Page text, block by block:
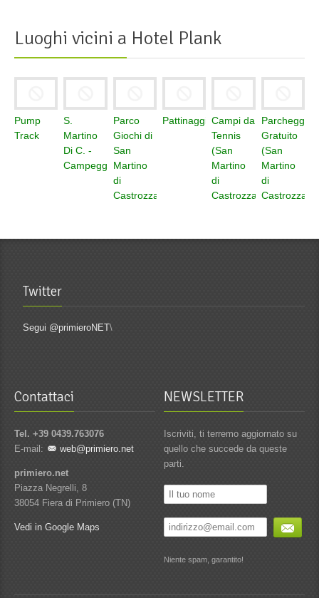
Luoghi vicini a Hotel Plank
Pump
Track
S.
Martino
Di C. -
Campeggio
Parco
Giochi di
San
Martino
di
Castrozza
PattinaggioCampi da
Tennis
(San
Martino
di
Castrozza)
Parcheggio
Gratuito
(San
Martino
di
Castrozza)
Twitter
Segui @primieroNET\
Contattaci
Tel. +39 0439.763076
E-mail:
web@primiero.net
primiero.net
Piazza Negrelli, 8
38054 Fiera di Primiero (TN)
Vedi in Google Maps
NEWSLETTER
Iscriviti, ti terremo aggiornato su
quello che succede da queste
parti.
Niente spam, garantito!